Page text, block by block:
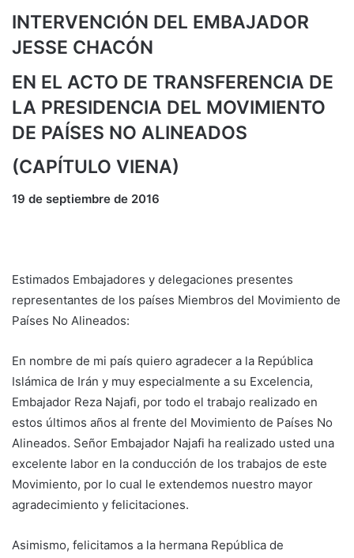
INTERVENCIÓN DEL EMBAJADOR
JESSE CHACÓN
EN EL ACTO DE TRANSFERENCIA DE
LA PRESIDENCIA DEL MOVIMIENTO
DE PAÍSES NO ALINEADOS
(CAPÍTULO VIENA)
19 de septiembre de 2016
Estimados Embajadores y delegaciones presentes
representantes de los países Miembros del Movimiento de
Países No Alineados:
En nombre de mi país quiero agradecer a la República
Islámica de Irán y muy especialmente a su Excelencia,
Embajador Reza Najafi, por todo el trabajo realizado en
estos últimos años al frente del Movimiento de Países No
Alineados. Señor Embajador Najafi ha realizado usted una
excelente labor en la conducción de los trabajos de este
Movimiento, por lo cual le extendemos nuestro mayor
agradecimiento y felicitaciones.
Asimismo, felicitamos a la hermana República de